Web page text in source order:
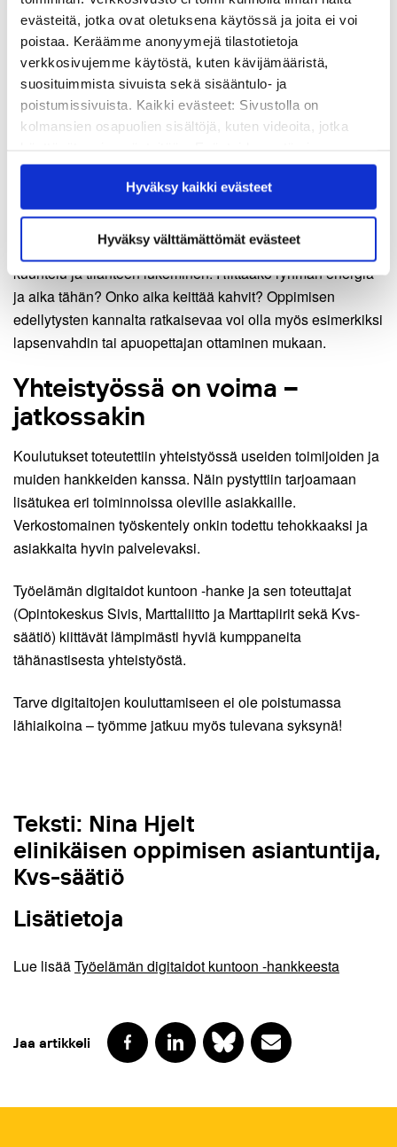
evästeitä, jotka ovat oletuksena käytössä ja joita ei voi
poistaa. Keräämme anonyymejä tilastotietoja
verkkosivujemme käytöstä, kuten kävijämääristä,
suosituimmista sivuista sekä sisääntulo- ja
poistumissivuista. Kaikki evästeet: Sivustolla on
kolmansien osapuolien sisältöjä, kuten videoita, jotka
saattaa estää näiden sisältöjen näkymisen.
Hyväksymällä kaikki evästeet varmistat, että kaikki
sisältö on käytettävissäsi.
Hyväksy kaikki evästeet
Hyväksy välttämättömät evästeet
Kouluttajien mielestä on parempi, ettei digitaitomerkistö ole
sidoksissa arviointiin. Osaamismerkit eivät olisi silloin
turhan vahvassa osassa, sillä ne eivät sovi kaikille.
Osaamismerkkien rinnalla olisi hyvä tarjota vaihtoehtoisia
tehtäviä, jotka palvelevat kutakin oppijaa paremmin. Eri
tasoisia, konkreettisia oppimistehtäviä voisi valmistella
myös taitavimmille.
edellytykset on huolehdittava kuntoon. Siihen liittyy ryhmän
kuuntelu ja tilanteen lukeminen: Riittääkö ryhmän energia
ja aika tähän? Onko aika keittää kahvit? Oppimisen
edellytysten kannalta ratkaisevaa voi olla myös esimerkiksi
lapsenvahdin tai apuopettajan ottaminen mukaan.
Yhteistyössä on voima –
jatkossakin
Koulutukset toteutettiin yhteistyössä useiden toimijoiden ja
muiden hankkeiden kanssa. Näin pystyttiin tarjoamaan
lisätukea eri toiminnoissa oleville asiakkaille.
Verkostomainen työskentely onkin todettu tehokkaaksi ja
asiakkaita hyvin palvelevaksi.
Työelämän digitaidot kuntoon -hanke ja sen toteuttajat
(Opintokeskus Sivis, Marttaliitto ja Marttapiirit sekä Kvs-
säätiö) kiittävät lämpimästi hyviä kumppaneita
tähänastisesta yhteistyöstä.
Tarve digitaitojen kouluttamiseen ei ole poistumassa
lähiaikoina – työmme jatkuu myös tulevana syksynä!
Teksti: Nina Hjelt
elinikäisen oppimisen asiantuntija,
Kvs-säätiö
Lisätietoja
Lue lisääTyöelämän digitaidot kuntoon -hankkeesta
Jaa artikkeli